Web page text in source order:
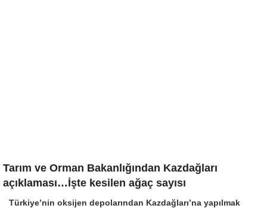
Tarım ve Orman Bakanlığından Kazdağları
açıklaması…İşte kesilen ağaç sayısı
Türkiye’nin oksijen depolarından Kazdağları’na yapılmak